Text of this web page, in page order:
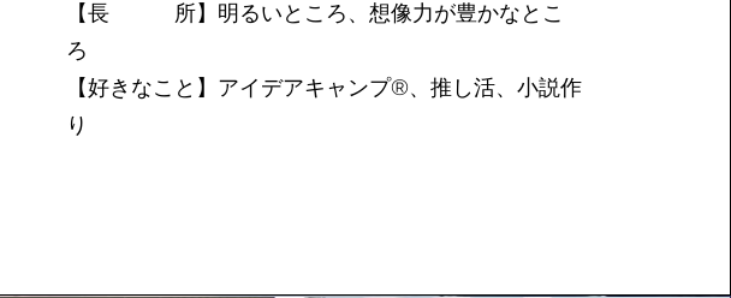
【長 所】明るいところ、想像力が豊かなとこ
ろ
【好きなこと】アイデアキャンプ®️、推し活、小説作
り